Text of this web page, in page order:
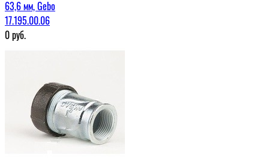
63,6 мм, Gebo
17.195.00.06
0руб.